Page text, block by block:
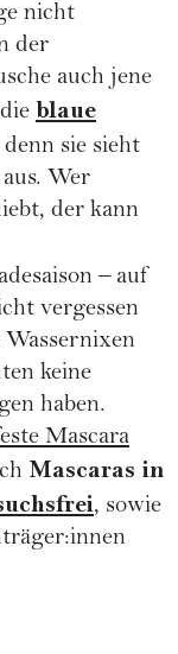
nicht
der
auch jene
blaue
sie sieht
Wer
der kann
– auf
vergessen
keine
haben.
Mascara
Mascaras in
, sowie